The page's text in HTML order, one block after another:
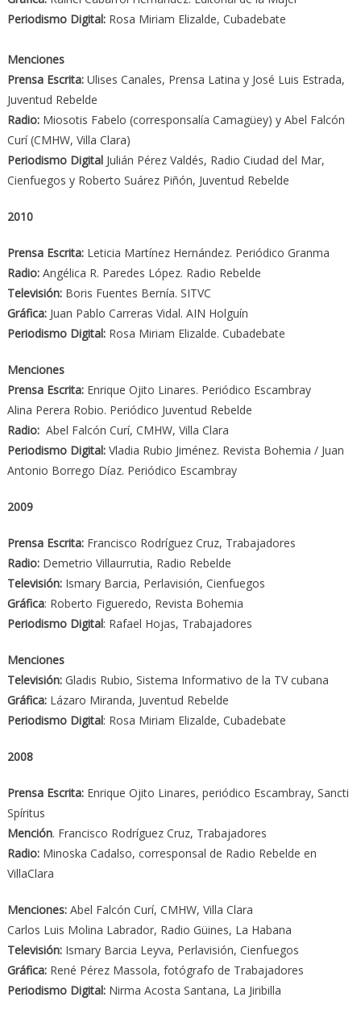
Periodismo Digital:Rosa Miriam Elizalde, Cubadebate
Menciones
Prensa Escrita: Ulises Canales, Prensa Latina y José Luis Estrada,
Juventud Rebelde
Radio: Miosotis Fabelo (corresponsalía Camagüey) y Abel Falcón
Curí (CMHW, Villa Clara)
Periodismo DigitalJulián Pérez Valdés, Radio Ciudad del Mar,
Cienfuegos y Roberto Suárez Piñón, Juventud Rebelde
2010
Prensa Escrita: Leticia Martínez Hernández. Periódico Granma
Radio: Angélica R. Paredes López. Radio Rebelde
Televisión:Boris Fuentes Bernía. SITVC
Gráfica:Juan Pablo Carreras Vidal. AIN Holguín
Periodismo Digital:Rosa Miriam Elizalde. Cubadebate
Menciones
Prensa Escrita:Enrique Ojito Linares. Periódico Escambray
Alina Perera Robio. Periódico Juventud Rebelde
Radio: Abel Falcón Curí, CMHW, Villa Clara
Periodismo Digital:Vladia Rubio Jiménez. Revista Bohemia / Juan
Antonio Borrego Díaz. Periódico Escambray
2009
Prensa Escrita: Francisco Rodríguez Cruz, Trabajadores
Radio:Demetrio Villaurrutia, Radio Rebelde
Televisión:Ismary Barcia, Perlavisión, Cienfuegos
Gráfica: Roberto Figueredo, Revista Bohemia
Periodismo Digital: Rafael Hojas, Trabajadores
Menciones
Televisión: Gladis Rubio, Sistema Informativo de la TV cubana
Gráfica:Lázaro Miranda, Juventud Rebelde
Periodismo Digital: Rosa Miriam Elizalde, Cubadebate
2008
Prensa Escrita:Enrique Ojito Linares, periódico Escambray, Sancti
Spíritus
Mención. Francisco Rodríguez Cruz, Trabajadores
Radio: Minoska Cadalso, corresponsal de Radio Rebelde en
VillaClara
Menciones:Abel Falcón Curí, CMHW, Villa Clara
Carlos Luis Molina Labrador, Radio Güines, La Habana
Televisión:Ismary Barcia Leyva, Perlavisión, Cienfuegos
Gráfica:René Pérez Massola, fotógrafo de Trabajadores
Periodismo Digital:Nirma Acosta Santana, La Jiribilla